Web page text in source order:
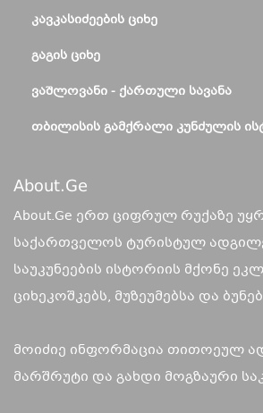
ᲙᲐᲕᲙᲐᲡᲘᲫᲔᲔᲑᲘᲡ ᲪᲘᲮᲔ
ᲒᲐᲒᲘᲡ ᲪᲘᲮᲔ
ᲕᲐᲨᲚᲝᲕᲐᲜᲘ - ᲥᲐᲠᲗᲣᲚᲘ ᲡᲐᲕᲐᲜᲐ
ᲗᲑᲘᲚᲘᲡᲘᲡ ᲒᲐᲛᲥᲠᲐᲚᲘ ᲙᲣᲜᲫᲣᲚᲘᲡ
About.ge
About.Ge ერთ ციფრულ რუქაზე
საქართველოს ტურისტულ
საუკუნეების ისტორიის მქონე
ციხეკოშკებს, მუზეუმებსა და
მოიძიე ინფორმაცია თითოეულ
მარშრუტი და გახდი მოგზაური